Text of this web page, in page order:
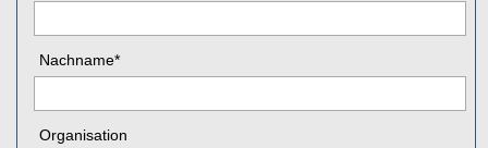
Nachname*
Organisation